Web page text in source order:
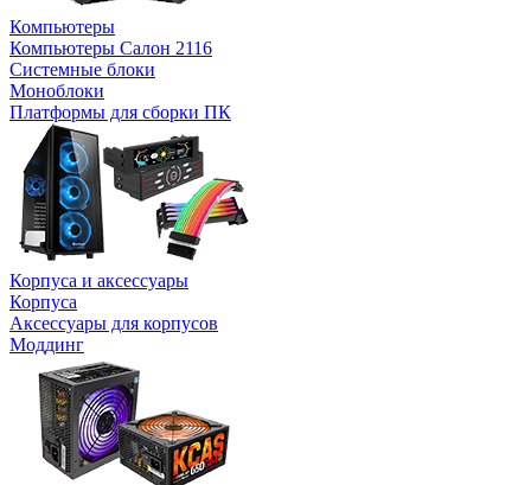
Компьютеры
Компьютеры Салон 2116
Системные блоки
Моноблоки
Платформы для сборки ПК
Корпуса и аксессуары
Корпуса
Аксессуары для корпусов
Моддинг